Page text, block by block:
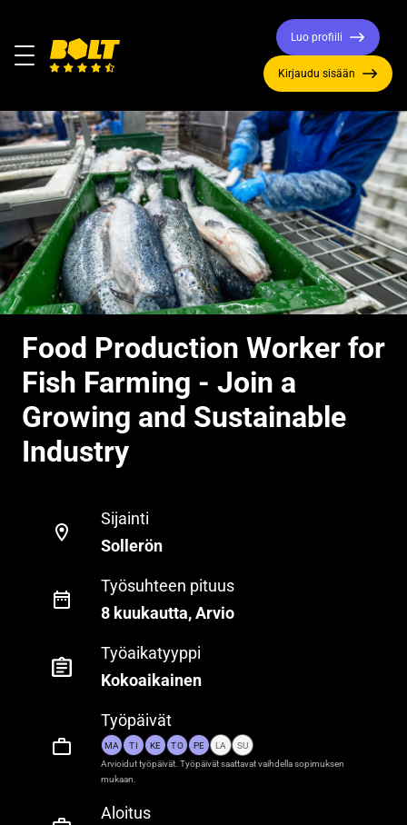
Valikko
etusivulle
Luo profiili
Kirjaudu sisään
Food Production Worker for
Fish Farming - Join a
Growing and Sustainable
Industry
Sijainti
Sollerön
Työsuhteen pituus
8 kuukautta, Arvio
Työaikatyyppi
Kokoaikainen
Työpäivät
MA TI KE TO PE LA
SU
Arvioidut työpäivät. Työpäivät saattavat vaihdella sopimuksen
mukaan.
Aloitus